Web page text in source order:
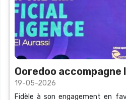
Ooredoo accompagne
la solution algérienne
19-05-2026
Fidèle à son engagement en